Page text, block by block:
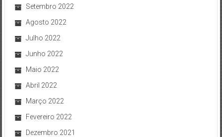
Setembro 2022
Agosto 2022
Julho 2022
Junho 2022
Maio 2022
Abril 2022
Março 2022
Fevereiro 2022
Dezembro 2021